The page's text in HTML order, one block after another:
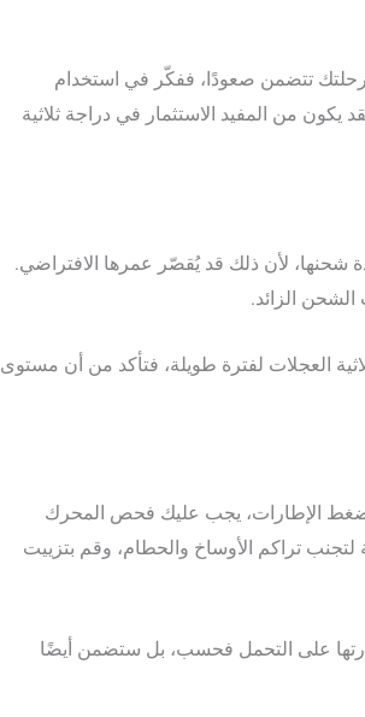
تتضمن صعودًا، ففكّر في استخدام
من المفيد الاستثمار في دراجة ثلاثية
شحنها، لأن ذلك قد يُقصّر عمرها الافتراضي.
العجلات لفترة طويلة، فتأكد من أن مستوى
ضغط الإطارات، يجب عليك فحص المحرك
تراكم الأوساخ والحطام، وقم بتزييت
على التحمل فحسب، بل ستضمن أيضًا